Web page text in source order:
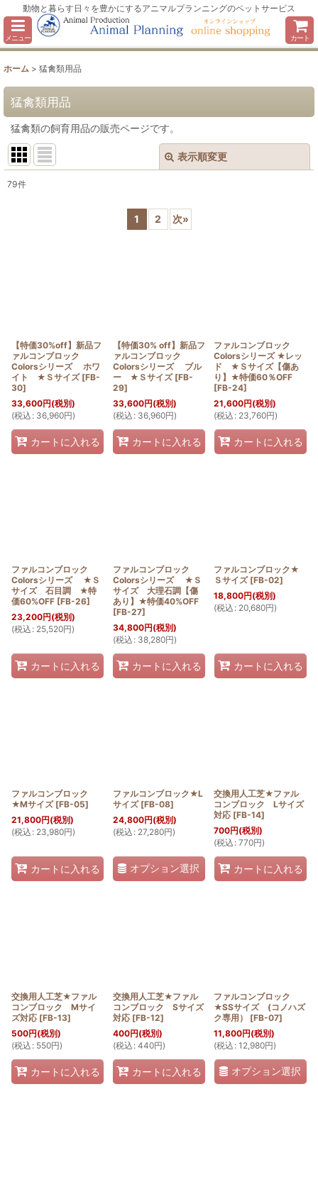
動物と暮らす日々を豊かにするアニマルプランニングのペットサービス
メニュー カート
ホーム > 猛禽類用品
猛禽類用品
猛禽類の飼育用品の販売ページです。
表示順変更
79件
1 2 次»
【特価30%off】新品フ
ァルコンブロック
Colorsシリーズ ホワ
イト ★Ｓサイズ [FB-
30]
33,600円(税別)
(税込 : 36,960円)
カートに入れる
【特価30% off】新品フ
ァルコンブロック
Colorsシリーズ ブル
ー ★Ｓサイズ [FB-
29]
33,600円(税別)
(税込 : 36,960円)
カートに入れる
ファルコンブロック
Colorsシリーズ ★レッ
ド ★Ｓサイズ【傷あ
り】★特価60％OFF
[FB-24]
21,600円(税別)
(税込 : 23,760円)
カートに入れる
ファルコンブロック
Colorsシリーズ ★Ｓ
サイズ 石目調 ★特
価60%OFF [FB-26]
23,200円(税別)
(税込 : 25,520円)
カートに入れる
ファルコンブロック
Colorsシリーズ ★Ｓ
サイズ 大理石調【傷
あり】★特価40%OFF
[FB-27]
34,800円(税別)
(税込 : 38,280円)
カートに入れる
ファルコンブロック★
Ｓサイズ [FB-02]
18,800円(税別)
(税込 : 20,680円)
カートに入れる
ファルコンブロック
★Mサイズ [FB-05]
21,800円(税別)
(税込 : 23,980円)
カートに入れる
ファルコンブロック★L
サイズ [FB-08]
24,800円(税別)
(税込 : 27,280円)
オプション選択
交換用人工芝★ファル
コンブロック Lサイズ
対応 [FB-14]
700円(税別)
(税込 : 770円)
カートに入れる
交換用人工芝★ファル
コンブロック Mサイ
ズ対応 [FB-13]
500円(税別)
(税込 : 550円)
カートに入れる
交換用人工芝★ファル
コンブロック Sサイズ
対応 [FB-12]
400円(税別)
(税込 : 440円)
カートに入れる
ファルコンブロック
★SSサイズ (コノハズ
ク専用）
[FB-07]
11,800円(税別)
(税込 : 12,980円)
オプション選択